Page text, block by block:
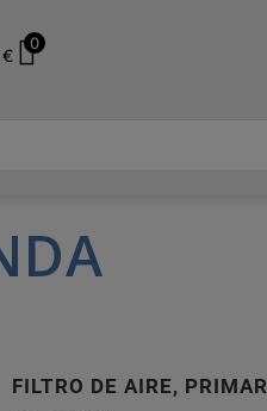
€
0
FILTRO DE AIRE,